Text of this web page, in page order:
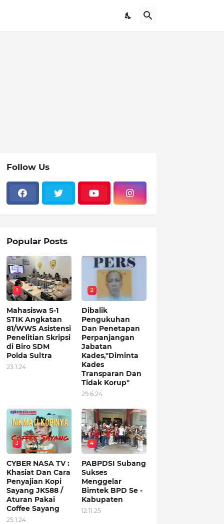
Follow Us
Popular Posts
1
Mahasiswa S-1
STIK Angkatan
81/WWS Asistensi
Penelitian Skripsi
di Biro SDM
Polda Sultra
23.1.24
2
Dibalik
Pengukuhan
Dan Penetapan
Perpanjangan
Jabatan
Kades,"Diminta
Kades
Transparan Dan
Tidak Korup"
29.6.24
3
CYBER NASA TV :
Khasiat Dan Cara
Penyajian Kopi
Sayang JKS88 /
Aturan Pakai
Coffee Sayang
25.1.24
4
PABPDSI Subang
Sukses
Menggelar
Bimtek BPD Se -
Kabupaten
12.11.25